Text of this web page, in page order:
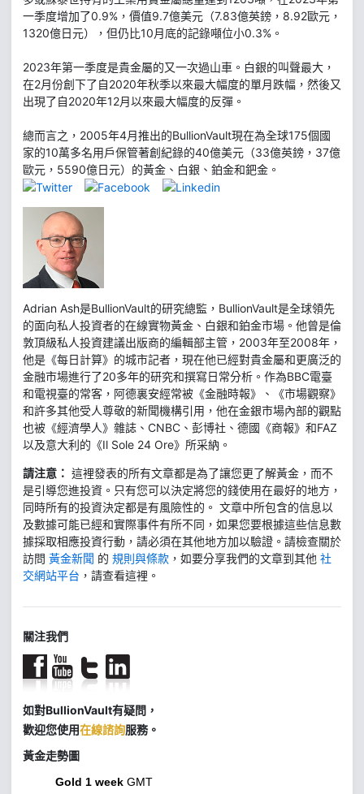
一季度增加了0.9%，價值9.7億美元（7.83億英鎊，8.92歐元，
1320億日元），但仍比10月底的記錄噸位小0.3%。
2023年第一季度是貴金屬的又一次過山車。白銀的叫聲最大，
在2月份創下了自2020年秋季以來最大幅度的單月跌幅，然後又
出現了自2020年12月以來最大幅度的反彈。
總而言之，2005年4月推出的BullionVault現在為全球175個國
家的10萬多名用戶保管著創紀錄的40億美元（33億英鎊，37億
歐元，5590億日元）的黃金、白銀、鉑金和鈀金。
Adrian Ash是BullionVault的研究總監，BullionVault是全球領先
的面向私人投資者的在線實物黃金、白銀和鉑金市場。他曾是倫
敦頂級私人投資建議出版商的編輯部主管，2003年至2008年，
他是《每日計算》的城市記者，現在他已經對貴金屬和更廣泛的
金融市場進行了20多年的研究和撰寫日常分析。作為BBC電臺
和電視臺的常客，阿德裏安經常被《金融時報》、《市場觀察》
和許多其他受人尊敬的新聞機構引用，他在金銀市場內部的觀點
也被《經濟學人》雜誌、CNBC、彭博社、德國《商報》和FAZ
以及意大利的《Il Sole 24 Ore》所采納。
請注意： 這裡發表的所有文章都是為了讓您更了解黃金，而不
是引導您進投資。只有您可以決定將您的錢使用在最好的地方，
同時所有的投資決定都是有風險性的。 文章中所包含的信息以
及數據可能已經和實際事件有所不同，如果您要根據這些信息數
據採取相應投資行動，請必須在其他地方加以驗證。請檢查關於
訪問 黃金新聞 的 規則與條款 ，如要分享我們的文章到其他 社
交網站平台 ，請查看這裡。
關注我們
如對BullionVault有疑問，
歡迎您使用在線諮詢服務。
黃金走勢圖
Gold 1 week GMT